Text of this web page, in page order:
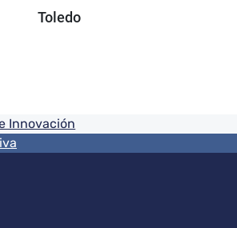
Toledo
Innovación